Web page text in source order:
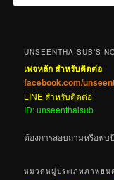
UNSEENTHAISUB’S
เพจหลัก สำหรับติดต่อ
facebook.com/
LINE สำหรับติดต่อ
ID: unseenthaisub
ต้องการสอบถามหรือพบ
หมวดหมู่ประเภทภาพยน